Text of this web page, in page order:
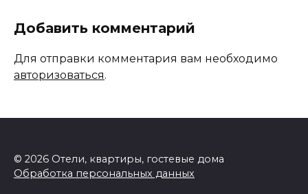
Добавить комментарий
Для отправки комментария вам необходимо
авторизоваться.
© 2026 Отели, квартиры, гостевые дома
Обработка персональных данных